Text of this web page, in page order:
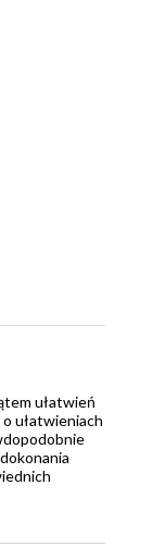
ułatwień
ułatwieniach